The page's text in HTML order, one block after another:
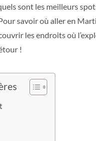
sont les meilleurs
savoir où aller en
les endroits où
!